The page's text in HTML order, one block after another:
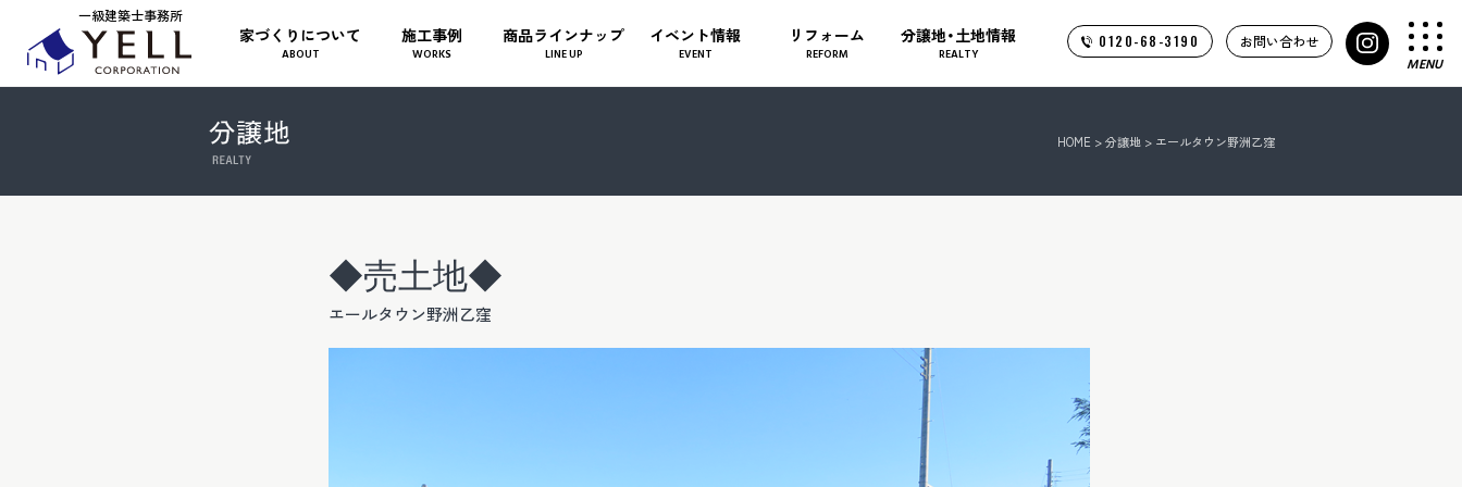
一級建築士事務所
家づくりについて
ABOUT
施工事例
WORKS
商品ラインナップ
LINE UP
イベント情報
EVENT
リフォーム
REFORM
分譲地・土地情報
REALTY
0120-68-3190 お問い合わせ
MENU
HOME >分譲地 > エールタウン野洲乙窪
◆売土地◆
エールタウン野洲乙窪